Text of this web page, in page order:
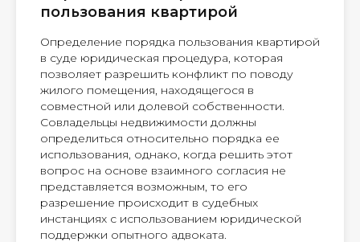
пользования квартирой
Определение порядка пользования квартирой
в суде юридическая процедура, которая
позволяет разрешить конфликт по поводу
жилого помещения, находящегося в
совместной или долевой собственности.
Совладельцы недвижимости должны
определиться относительно порядка ее
использования, однако, когда решить этот
вопрос на основе взаимного согласия не
представляется возможным, то его
разрешение происходит в судебных
инстанциях с использованием юридической
поддержки опытного адвоката.